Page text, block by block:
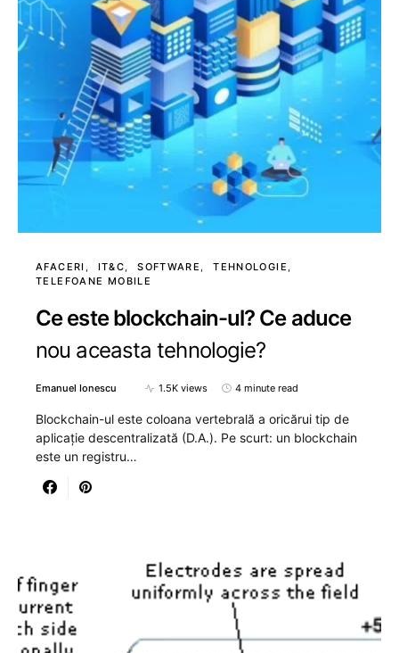
AFACERI IT&C SOFTWARE
TEHNOLOGIE
TELEFOANE MOBILE
Ce este blockchain-ul? Ce aduce
nou aceasta tehnologie?
Emanuel Ionescu 1.5K views 4 minute read
Blockchain-ul este coloana vertebrală a oricărui tip de
aplicație descentralizată (D.A.). Pe scurt: un blockchain
este un registru…